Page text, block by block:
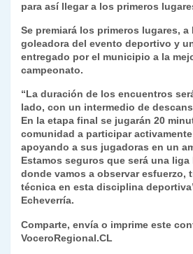
para así llegar a los primeros
Se premiará los primeros lugares, a
goleadora del evento deportivo y
entregado por el municipio a la
campeonato.
“La duración de los encuentros
lado, con un intermedio de
En la etapa final se jugarán 20
comunidad a participar
apoyando a sus jugadoras en un
Estamos seguros que será una
donde vamos a observar esfuerzo,
técnica en esta disciplina
Echeverría.
Comparte, envía o imprime este
VoceroRegional.CL